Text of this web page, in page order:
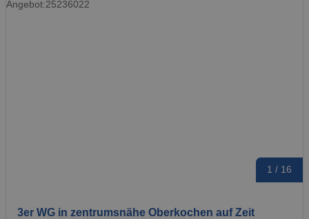
1 / 16
3er WG in zentrumsnähe Oberkochen auf Zeit